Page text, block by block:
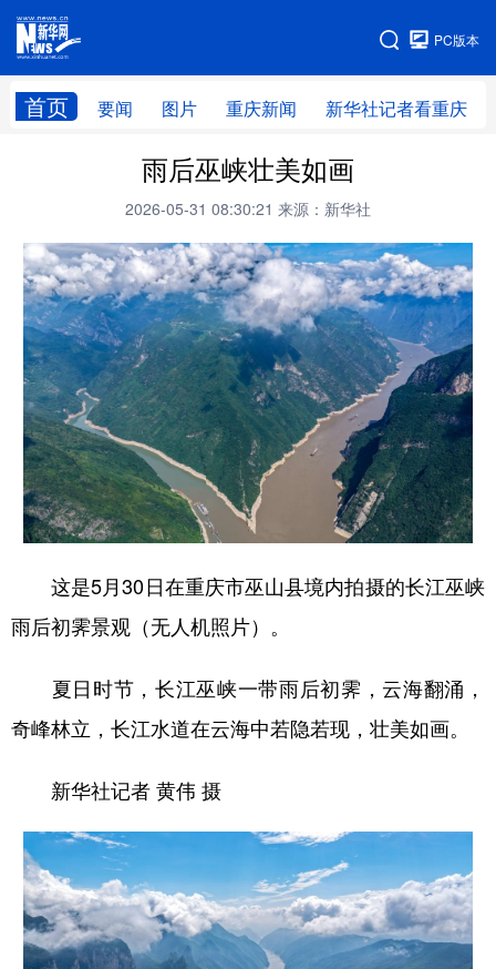
PC版本
首页 要闻 图片 重庆新闻 新华社记者看重庆
网站地图
雨后巫峡壮美如画
2026-05-31 08:30:21 来源：新华社
这是5月30日在重庆市巫山县境内拍摄的长江巫峡
雨后初霁景观（无人机照片）。
夏日时节，长江巫峡一带雨后初霁，云海翻涌，
奇峰林立，长江水道在云海中若隐若现，壮美如画。
新华社记者 黄伟 摄